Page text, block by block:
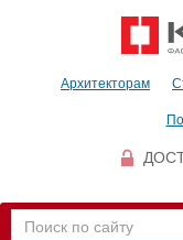
Архитекторам